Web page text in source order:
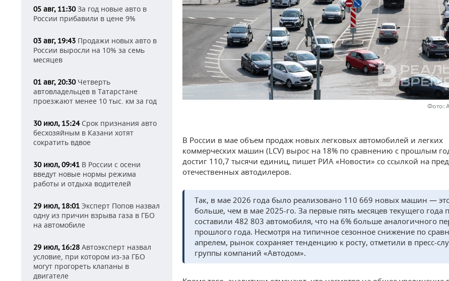
05 авг, 11:30За год новые авто в
России прибавили в цене 9%
03 авг, 19:43 Продажи новых авто в
России выросли на 10% за семь
месяцев
01 авг, 20:30Четверть
автовладельцев в Татарстане
проезжают менее 10 тыс. км за год
30 июл, 15:24Срок признания авто
бесхозяйным в Казани хотят
сократить вдвое
30 июл, 09:41 В России с осени
введут новые нормы режима
работы и отдыха водителей
29 июл, 18:01 Эксперт Попов назвал
одну из причин взрыва газа в ГБО
на автомобиле
29 июл, 16:28 Автоэксперт назвал
условие, при котором из-за ГБО
могут прогореть клапаны в
двигателе
Фото:
В России в мае объем продаж новых легковых автомобилей и легких
коммерческих машин (LCV) вырос на 18% по сравнению с прошлым
достиг 110,7 тысячи единиц, пишет РИА «Новости» со ссылкой на
отечественных автодилеров.
Так, в мае 2026 года было реализовано 110 669 новых машин —
больше, чем в мае 2025-го. За первые пять месяцев текущего года
составили 482 803 автомобиля, что на 6% больше аналогичного
прошлого года. Несмотря на типичное сезонное снижение по
апрелем, рынок сохраняет тенденцию к росту, отметили в пресс-
группы компаний «Автодом».